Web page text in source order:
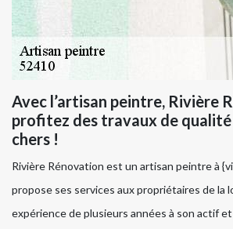
Avec l’artisan peintre, Rivière
profitez des travaux de
chers !
Rivière Rénovation est un artisan peintre à
propose ses services aux propriétaires de la
expérience de plusieurs années à son actif